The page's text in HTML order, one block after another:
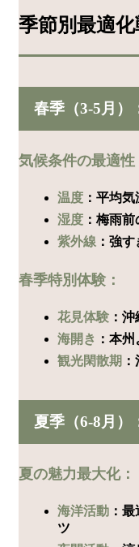
季節別最適
春季（3-5月）
気候条件の最適性
温度 ：平均
湿度 ：梅雨
紫外線 ：強
春季特別体験：
花見体験 ：
海開き ：本
観光閑散期
夏季（6-8月）
夏の魅力最大化：
海洋活動 ：
ツ